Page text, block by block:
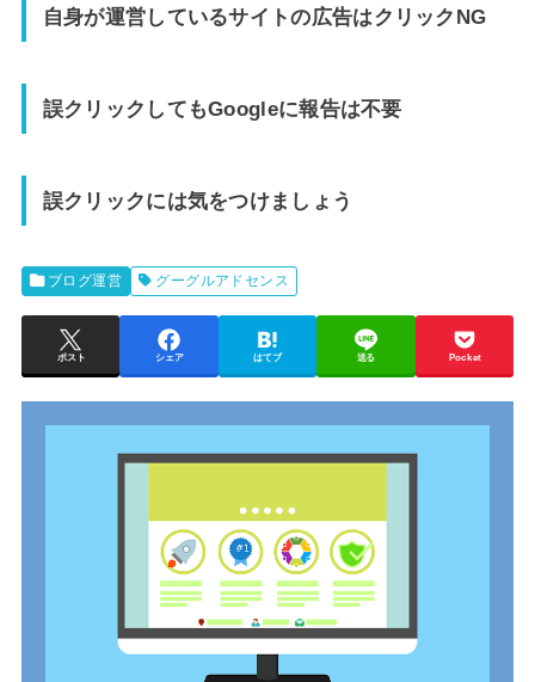
自身が運営しているサイトの広告はクリックNG
誤クリックしてもGoogleに報告は不要
誤クリックには気をつけましょう
ブログ運営 グーグルアドセンス
ポスト シェア はてブ 送る Pocket